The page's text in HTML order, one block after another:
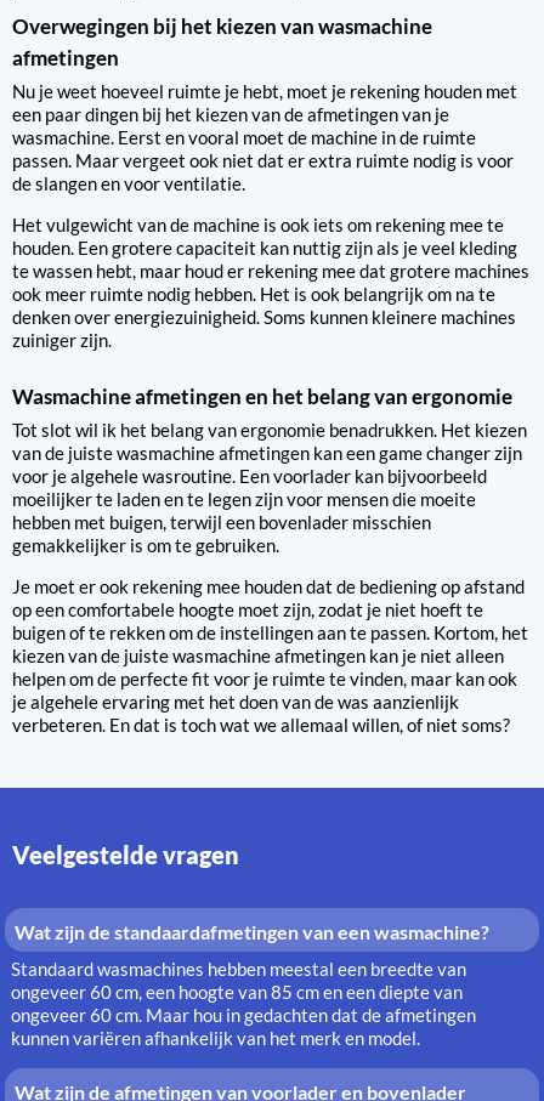
Overwegingen bij het kiezen van wasmachine
afmetingen
Nu je weet hoeveel ruimte je hebt, moet je rekening houden met
een paar dingen bij het kiezen van de afmetingen van je
wasmachine. Eerst en vooral moet de machine in de ruimte
passen. Maar vergeet ook niet dat er extra ruimte nodig is voor
de slangen en voor ventilatie.
Het vulgewicht van de machine is ook iets om rekening mee te
houden. Een grotere capaciteit kan nuttig zijn als je veel kleding
te wassen hebt, maar houd er rekening mee dat grotere machines
ook meer ruimte nodig hebben. Het is ook belangrijk om na te
denken over energiezuinigheid. Soms kunnen kleinere machines
zuiniger zijn.
Wasmachine afmetingen en het belang van ergonomie
Tot slot wil ik het belang van ergonomie benadrukken. Het kiezen
van de juiste wasmachine afmetingen kan een game changer zijn
voor je algehele wasroutine. Een voorlader kan bijvoorbeeld
moeilijker te laden en te legen zijn voor mensen die moeite
hebben met buigen, terwijl een bovenlader misschien
gemakkelijker is om te gebruiken.
Je moet er ook rekening mee houden dat de bediening op afstand
op een comfortabele hoogte moet zijn, zodat je niet hoeft te
buigen of te rekken om de instellingen aan te passen. Kortom, het
kiezen van de juiste wasmachine afmetingen kan je niet alleen
helpen om de perfecte fit voor je ruimte te vinden, maar kan ook
je algehele ervaring met het doen van de was aanzienlijk
verbeteren. En dat is toch wat we allemaal willen, of niet soms?
Veelgestelde vragen
Wat zijn de standaardafmetingen van een wasmachine?
Standaard wasmachines hebben meestal een breedte van
ongeveer 60 cm, een hoogte van 85 cm en een diepte van
ongeveer 60 cm. Maar hou in gedachten dat de afmetingen
kunnen variëren afhankelijk van het merk en model.
Wat zijn de afmetingen van voorlader en bovenlader